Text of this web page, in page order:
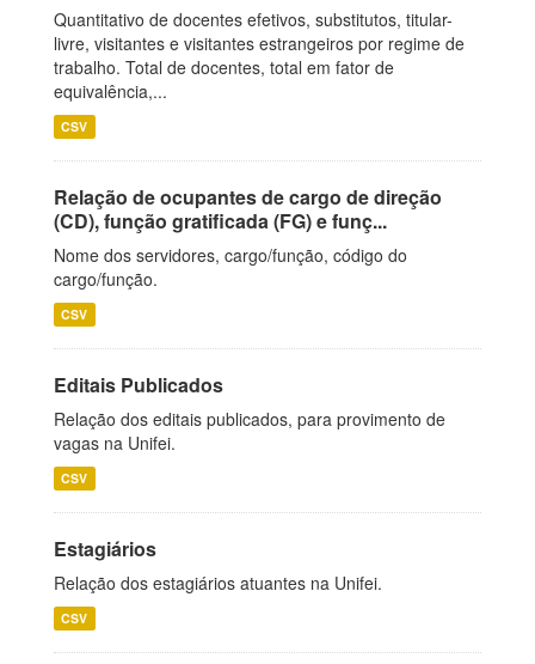
Quantitativo de docentes efetivos, substitutos, titular-
livre, visitantes e visitantes estrangeiros por regime de
trabalho. Total de docentes, total em fator de
equivalência,...
CSV
Relação de ocupantes de cargo de direção
(CD), função gratificada (FG) e funç...
Nome dos servidores, cargo/função, código do
cargo/função.
CSV
Editais Publicados
Relação dos editais publicados, para provimento de
vagas na Unifei.
CSV
Estagiários
Relação dos estagiários atuantes na Unifei.
CSV